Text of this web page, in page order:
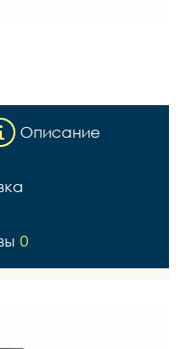
Описание
0